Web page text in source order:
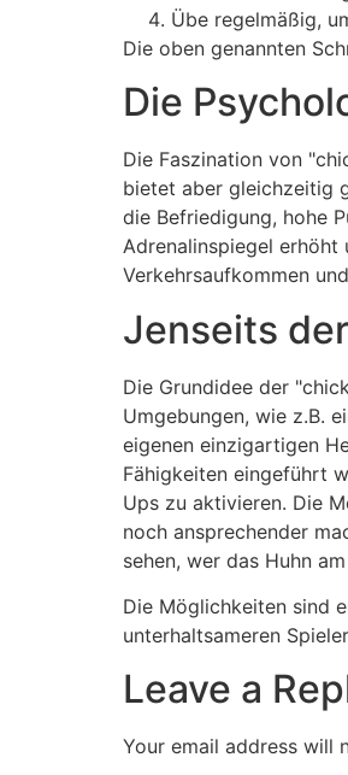
Übe regelmäßig,
Die oben genannten
Die
Die Faszination von
bietet aber gleichzeitig
die Befriedigung, hohe
Adrenalinspiegel erhöht
Verkehrsaufkommen
Jenseits
Die Grundidee der
Umgebungen, wie z.B.
eigenen einzigartigen
Fähigkeiten eingeführt
Ups zu aktivieren. Die
noch ansprechender
sehen, wer das Huhn
Die Möglichkeiten sind
unterhaltsameren
Leave a
Your email address will